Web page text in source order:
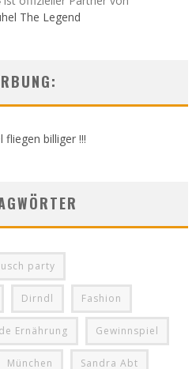
fliegen billiger !!!
party
Dirndl Fashion
Ernährung Gewinnspiel
München Sandra Abt